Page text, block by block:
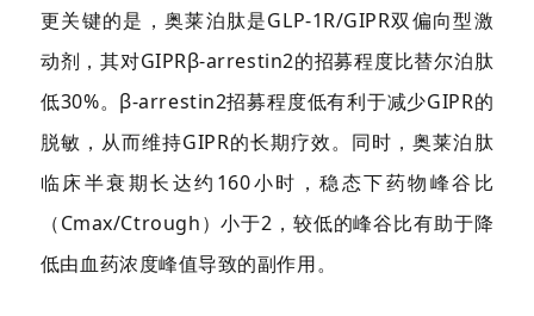
更关键的是，奥莱泊肽是GLP-1R/GIPR双偏向型激
动剂，其对GIPRβ-arrestin2的招募程度比替尔泊肽
低30%。β-arrestin2招募程度低有利于减少GIPR的
脱敏，从而维持GIPR的长期疗效。同时，奥莱泊肽
临床半衰期长达约160小时，稳态下药物峰谷比
（Cmax/Ctrough）小于2，较低的峰谷比有助于降
低由血药浓度峰值导致的副作用。